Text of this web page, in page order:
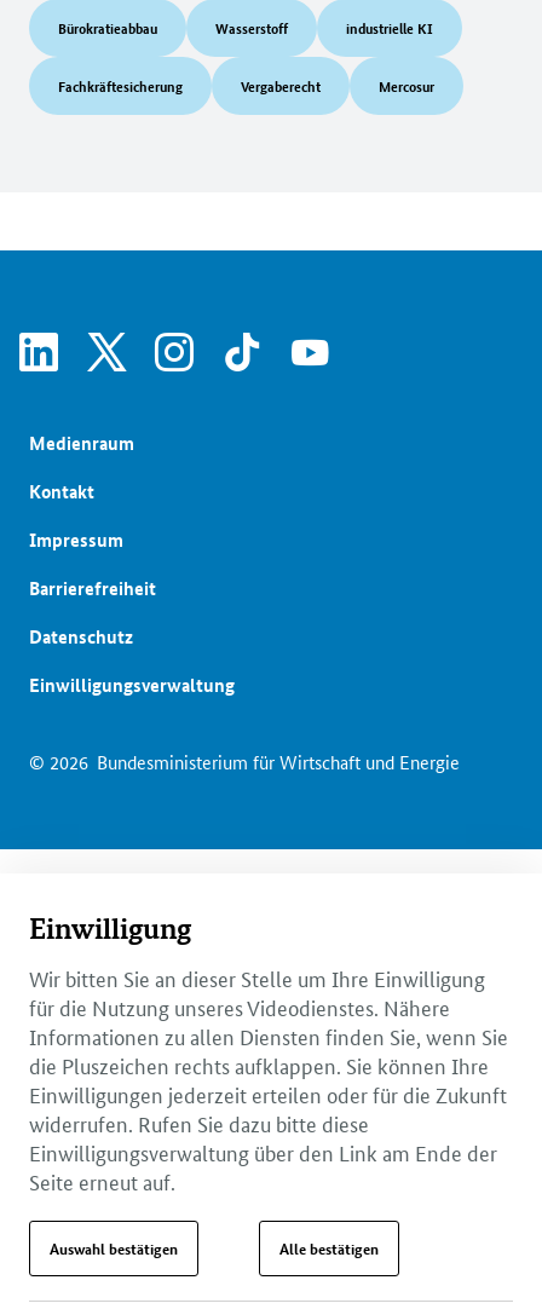
Bürokratieabbau Wasserstoff industrielle KI
Fachkräftesicherung Vergaberecht Mercosur
linkedin instagram tiktok youtube
© 2026 Bundesministerium für Wirtschaft und Energie
Medienraum
Kontakt
Impressum
Barrierefreiheit
Datenschutz
Einwilligungsverwaltung
Einwilligung
Wir bitten Sie an dieser Stelle um Ihre Einwilligung
für die Nutzung unseres Videodienstes. Nähere
Informationen zu allen Diensten finden Sie, wenn Sie
die Pluszeichen rechts aufklappen. Sie können Ihre
Einwilligungen jederzeit erteilen oder für die Zukunft
widerrufen. Rufen Sie dazu bitte diese
Einwilligungsverwaltung über den Link am Ende der
Seite erneut auf.
Auswahl bestätigen Alle bestätigen